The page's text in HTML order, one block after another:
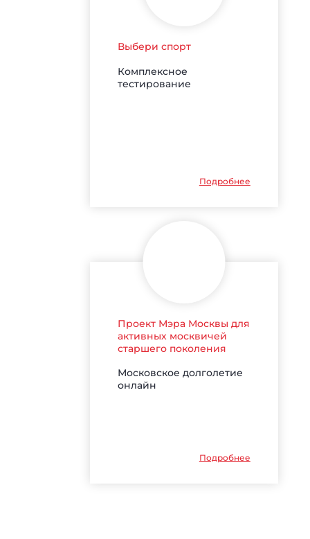
Выбери спорт
Комплексное
тестирование
Подробнее
Проект Мэра Москвы для
активных москвичей
старшего поколения
Московское долголетие
онлайн
Подробнее